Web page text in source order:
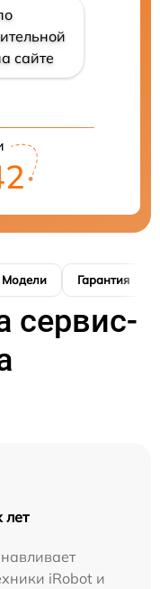
сайте
Модели Гарантия
сервис-
лет
iRobot и